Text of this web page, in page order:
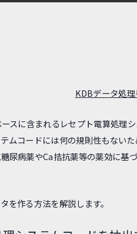
KDBデータ処
スに含まれるレセプト電算処理
ムコードには何の規則性もない
尿病薬やCa拮抗薬等の薬効に基
を作る方法を解説します。